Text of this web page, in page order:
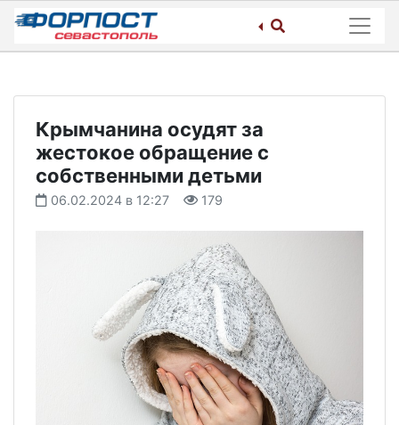
Skip
content
Крымчанина осудят за
жестокое обращение с
собственными детьми
06.02.2024 в 12:27 179